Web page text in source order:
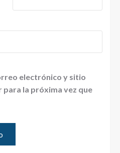
electrónico y sitio
para la próxima vez que